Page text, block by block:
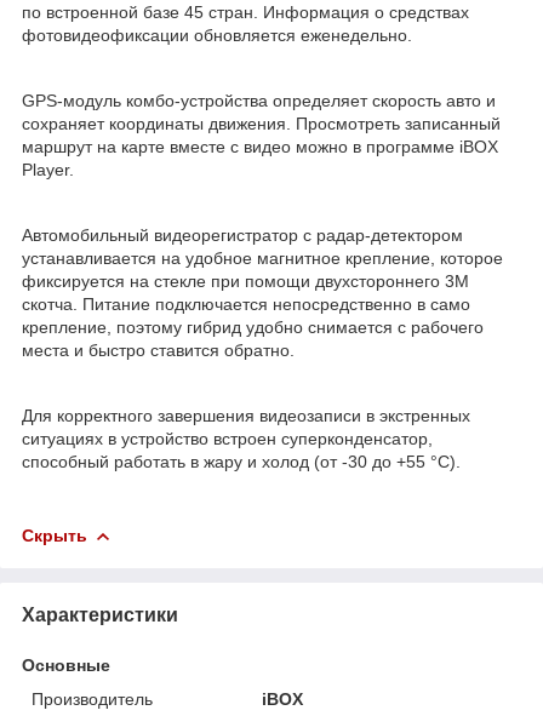
по встроенной базе 45 стран. Информация о средствах
фотовидеофиксации обновляется еженедельно.
GPS-модуль комбо-устройства определяет скорость авто и
сохраняет координаты движения. Просмотреть записанный
маршрут на карте вместе с видео можно в программе iBOX
Player.
Автомобильный видеорегистратор с радар-детектором
устанавливается на удобное магнитное крепление, которое
фиксируется на стекле при помощи двухстороннего 3М
скотча. Питание подключается непосредственно в само
крепление, поэтому гибрид удобно снимается с рабочего
места и быстро ставится обратно.
Для корректного завершения видеозаписи в экстренных
ситуациях в устройство встроен суперконденсатор,
способный работать в жару и холод (от -30 до +55 °C).
Скрыть
Характеристики
Основные
Производитель
iBOX